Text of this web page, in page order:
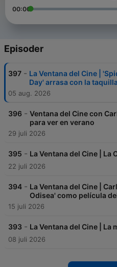
00:00
Episoder
397 - La Ventana del Cine |
Day' arrasa con la taquilla
05 aug. 2026
396 - Ventana del Cine con
para ver en verano
29 juli 2026
395 - La Ventana del Cine | La
22 juli 2026
394 - La Ventana del Cine |
Odisea' como película
15 juli 2026
393 - La Ventana del Cine | La
08 juli 2026